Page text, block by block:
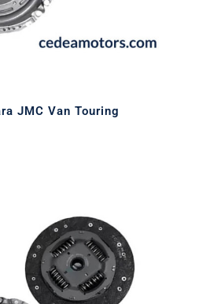
JMC Van Touring